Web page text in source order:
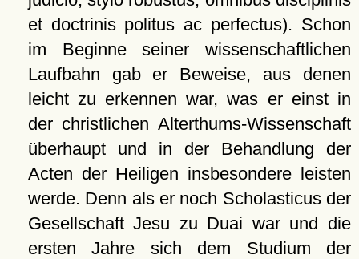
et doctrinis politus ac perfectus). Schon
im Beginne seiner wissenschaftlichen
Laufbahn gab er Beweise, aus denen
leicht zu erkennen war, was er einst in
der christlichen Alterthums-Wissenschaft
überhaupt und in der Behandlung der
Acten der Heiligen insbesondere leisten
werde. Denn als er noch Scholasticus der
Gesellschaft Jesu zu Duai war und die
ersten Jahre sich dem Studium der